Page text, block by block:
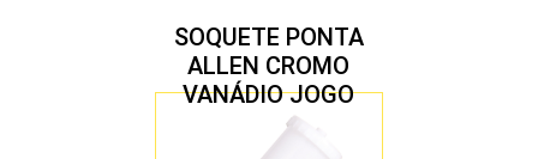
SOQUETE PONTA
ALLEN CROMO
VANÁDIO JOGO
COM 10 PEÇAS